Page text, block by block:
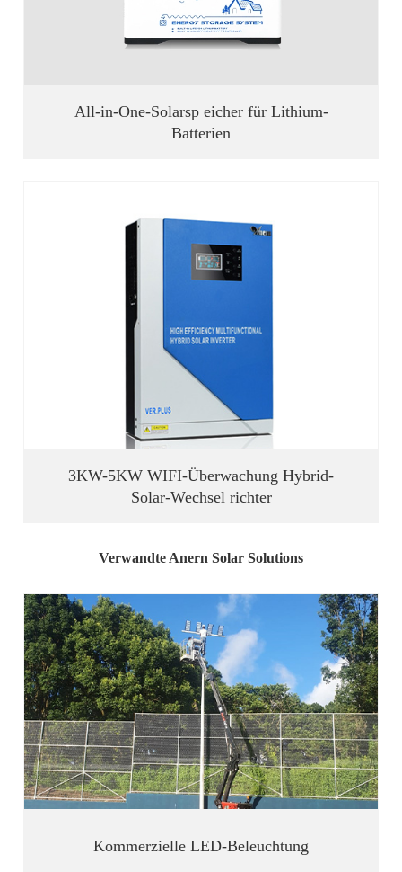
All-in-One-Solarsp eicher für Lithium-
Batterien
3KW-5KW WIFI-Überwachung Hybrid-
Solar-Wechsel richter
Verwandte Anern Solar Solutions
Kommerzielle LED-Beleuchtung